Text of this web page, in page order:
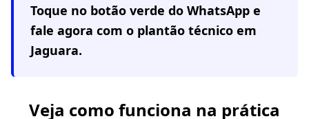
Toque no botão verde do WhatsApp e
fale agora com o plantão técnico em
Jaguara.
Veja como funciona na prática